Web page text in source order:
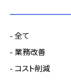
全て
業務改善
コスト削減